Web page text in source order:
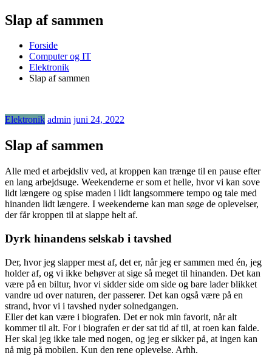
Slap af sammen
Forside
Computer og IT
Elektronik
Slap af sammen
Elektronik admin juni 24, 2022
Slap af sammen
Alle med et arbejdsliv ved, at kroppen kan trænge til en pause efter
en lang arbejdsuge. Weekenderne er som et helle, hvor vi kan sove
lidt længere og spise maden i lidt langsommere tempo og tale med
hinanden lidt længere. I weekenderne kan man søge de oplevelser,
der får kroppen til at slappe helt af.
Dyrk hinandens selskab i tavshed
Der, hvor jeg slapper mest af, det er, når jeg er sammen med én, jeg
holder af, og vi ikke behøver at sige så meget til hinanden. Det kan
være på en biltur, hvor vi sidder side om side og bare lader blikket
vandre ud over naturen, der passerer. Det kan også være på en
strand, hvor vi i tavshed nyder solnedgangen.
Eller det kan være i biografen. Det er nok min favorit, når alt
kommer til alt. For i biografen er der sat tid af til, at roen kan falde.
Her skal jeg ikke tale med nogen, og jeg er sikker på, at ingen kan
nå mig på mobilen. Kun den rene oplevelse. Arhh.